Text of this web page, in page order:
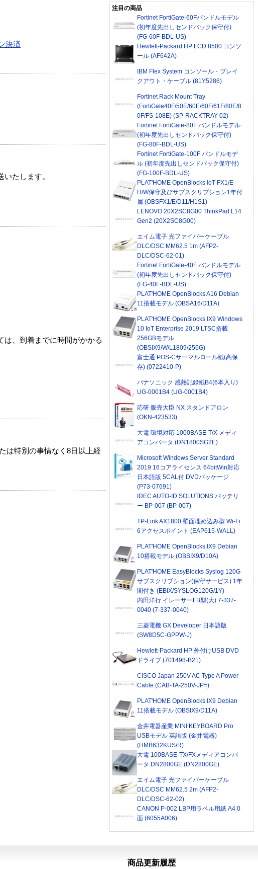
決済
たします。
は、到着までに時間がかかる
は特別の事情なく8日以上経
注目の商品
Fortinet FortiGate-60Fバンドルモデル
(初年度先出しセンドバック保守付)
(FG-60F-BDL-US)
Hewlett-Packard HP LCD 8500 コンソ
ール (AF642A)
IBM Flex System コンソール・ブレイ
クアウト・ケーブル (81Y5286)
Fortinet Rack Mount Tray
(FortiGate40F/50E/60E/60F/61F/80E/8
0F/FS-108E) (SP-RACKTRAY-02)
Fortinet FortiGate-80F バンドルモデル
(初年度先出しセンドバック保守付)
(FG-80F-BDL-US)
Fortinet FortiGate-100F バンドルモデ
ル (初年度先出しセンドバック保守付)
(FG-100F-BDL-US)
PLAT'HOME OpenBlocks IoT FX1/E
H/W保守及びサブスクリプション1年付
属 (OBSFX1/E/D11/H1S1)
LENOVO 20X2SC8G00 ThinkPad L14
Gen2 (20X2SC8G00)
エイム電子 光ファイバーケーブル
DLC/DSC MM62.5 1m (AFP2-
DLC/DSC-62-01)
Fortinet FortiGate-40F バンドルモデル
(初年度先出しセンドバック保守付)
(FG-40F-BDL-US)
PLAT'HOME OpenBlocks A16 Debian
11搭載モデル (OBSA16/D11A)
PLAT'HOME OpenBlocks IX9 Windows
10 IoT Enterprise 2019 LTSC搭載
256GBモデル
(OBSIX9/W/L1809/256G)
富士通 POS-Cサーマルロール紙(高保
存) (0722410-P)
パナソニック 感熱記録紙B4(6本入り)
UG-0001B4 (UG-0001B4)
応研 販売大臣 NX スタンドアロン
(OKN-423533)
大電 環境対応 1000BASE-T/X メディ
アコンバータ (DN1800SG2E)
Microsoft Windows Server Standard
2019 16コアライセンス 64bitWin対応
日本語版 5CAL付 DVDパッケージ
(P73-07691)
IDEC AUTO-ID SOLUTIONS バッテリ
ー BP-007 (BP-007)
TP-Link AX1800 壁面埋め込み型 Wi-Fi
6アクセスポイント (EAP615-WALL)
PLAT'HOME OpenBlocks IX9 Debian
10搭載モデル (OBSIX9/D10A)
PLAT'HOME EasyBlocks Syslog 120G
サブスクリプション(保守サービス) 1年
間付き (EBIX/SYSLOG120G/1Y)
内田洋行 イレーザーFB型(大) 7-337-
0040 (7-337-0040)
三菱電機 GX Developer 日本語版
(SW8D5C-GPPW-J)
Hewlett-Packard HP 外付けUSB DVD
ドライブ (701498-B21)
CISCO Japan 250V AC Type A Power
Cable (CAB-TA-250V-JP=)
PLAT'HOME OpenBlocks IX9 Debian
11搭載モデル (OBSIX9/D11A)
金井電器産業 MINI KEYBOARD Pro
USBモデル 英語版 (金井電器)
(HMB632KUS/R)
大電 100BASE-TX/FXメディアコンバ
ータ DN2800GE (DN2800GE)
エイム電子 光ファイバーケーブル
DLC/DSC MM62.5 2m (AFP2-
DLC/DSC-62-02)
CANON P-002 LBP用ラベル用紙 A4 0
面 (6055A006)
商品更新履歴